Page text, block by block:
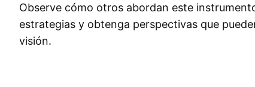
Observe cómo otros abordan este
estrategias y obtenga perspectivas que
visión.